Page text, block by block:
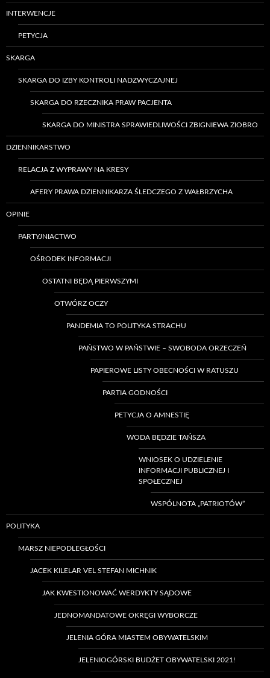
INTERWENCJE
PETYCJA
SKARGA
SKARGA DO IZBY KONTROLI NADZWYCZAJNEJ
SKARGA DO RZECZNIKA PRAW PACJENTA
SKARGA DO MINISTRA SPRAWIEDLIWOŚCI ZBIGNIEWA ZIOBRO
DZIENNIKARSTWO
RELACJA Z WYPRAWY NA KRESY
AFERY PRAWA DZIENNIKARZA ŚLEDCZEGO Z WAŁBRZYCHA
OPINIE
PARTYJNIACTWO
OŚRODEK INFORMACJI
OSTATNI BĘDĄ PIERWSZYMI
OTWÓRZ OCZY
PANDEMIA TO POLITYKA STRACHU
PAŃSTWO W PAŃSTWIE – SWOBODA ORZECZEŃ
PAPIEROWE LISTY OBECNOŚCI W RATUSZU
PARTIA GODNOŚCI
PETYCJA O AMNESTIĘ
WODA BĘDZIE TAŃSZA
WNIOSEK O UDZIELENIE
INFORMACJI PUBLICZNEJ I
SPOŁECZNEJ
WSPÓLNOTA „PATRIOTÓW”
POLITYKA
MARSZ NIEPODLEGŁOŚCI
JACEK KILELAR VEL STEFAN MICHNIK
JAK KWESTIONOWAĆ WERDYKTY SĄDOWE
JEDNOMANDATOWE OKRĘGI WYBORCZE
JELENIA GÓRA MIASTEM OBYWATELSKIM
JELENIOGÓRSKI BUDŻET OBYWATELSKI 2021!